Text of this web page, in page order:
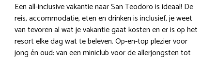
Een all-inclusive vakantie naar San Teodoro is ideaal! De
reis, accommodatie, eten en drinken is inclusief, je weet
van tevoren al wat je vakantie gaat kosten en er is op het
resort elke dag wat te beleven. Op-en-top plezier voor
jong én oud: van een miniclub voor de allerjongsten tot